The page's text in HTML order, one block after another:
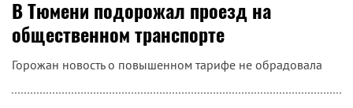
В Тюмени подорожал проезд на
общественном транспорте
Горожан новость о повышенном тарифе не обрадовала